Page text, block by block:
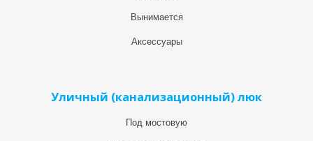
Вынимается
Аксессуары
Уличный (канализационный) люк
Под мостовую